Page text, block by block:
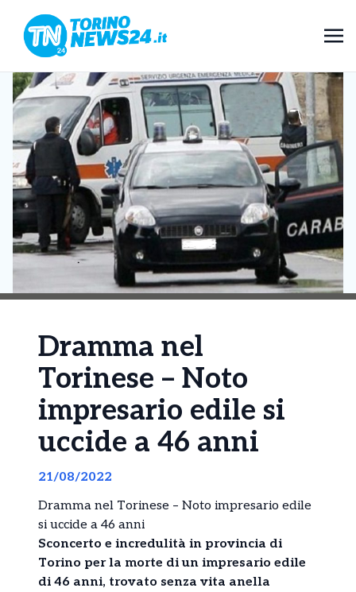
Dramma nel
Torinese – Noto
impresario edile si
uccide a 46 anni
21/08/2022
Dramma nel Torinese – Noto impresario edile
si uccide a 46 anni
Sconcerto e incredulità in provincia di
Torino per la morte di un impresario edile
di 46 anni, trovato senza vita anella